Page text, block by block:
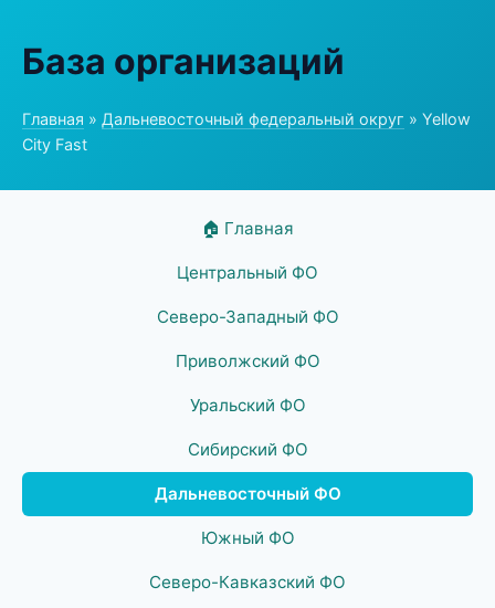
База организаций
Главная » Дальневосточный федеральный округ » Yellow
City Fast
🏠 Главная
Центральный ФО
Северо-Западный ФО
Приволжский ФО
Уральский ФО
Сибирский ФО
Дальневосточный ФО
Южный ФО
Северо-Кавказский ФО